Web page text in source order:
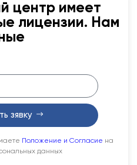
центр имеет
лицензии. Нам
зявку
Положение и Согласие на
данных